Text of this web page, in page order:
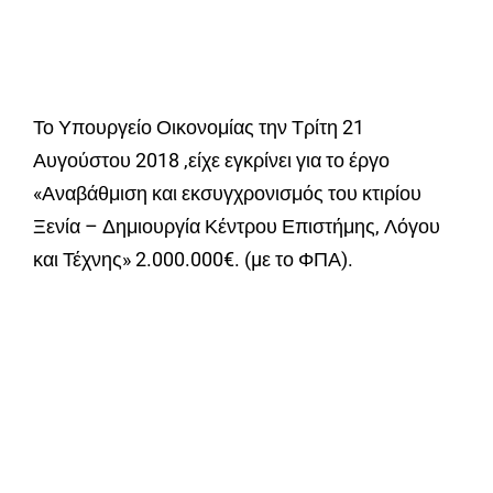
Το Υπουργείο Οικονομίας την Τρίτη 21
Αυγούστου 2018 ,είχε εγκρίνει για το έργο
«Αναβάθμιση και εκσυγχρονισμός του κτιρίου
Ξενία – Δημιουργία Κέντρου Επιστήμης, Λόγου
και Τέχνης» 2.000.000€. (µε το ΦΠΑ).